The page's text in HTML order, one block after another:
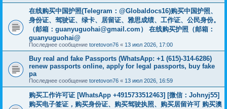
在线购买中国护照(Telegram：@Globaldocs16)购买中国护照、
身份证、驾驶证、绿卡、居留证、雅思成绩、工作证、公民身份。
（邮箱： guanyuguohai@gmail.com ） 在线购买护照（邮箱：
guanyuguohai@
Последнее сообщение toretovon76 « 13 июл 2026, 17:00
Buy real and fake Passports (WhatsApp: +1 (615)-314-6286)
renew passports online, apply for legal passports, buy fake
pa
Последнее сообщение toretovon76 « 13 июл 2026, 16:59
购买工作许可证 [WhatsApp +4915733512463] [微信：Johnyj55]
购买电子签证，购买身份证、购买驾驶执照、购买居留许可 购买澳